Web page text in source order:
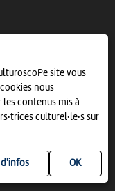
site vous
nous
contenus mis à
culturel·le·s sur
d'infos